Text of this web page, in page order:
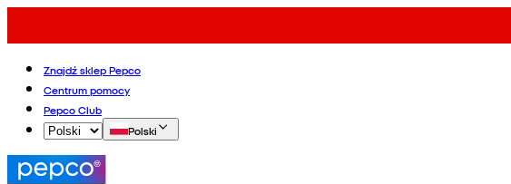
Znajdź sklep Pepco
Centrum pomocy
Pepco Club
Polski